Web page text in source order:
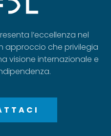
l’eccellenza nel
approccio che privilegia
visione internazionale e